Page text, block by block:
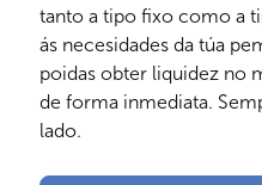
tanto a tipo fixo como a
ás necesidades da túa
poidas obter liquidez no
de forma inmediata.
lado.